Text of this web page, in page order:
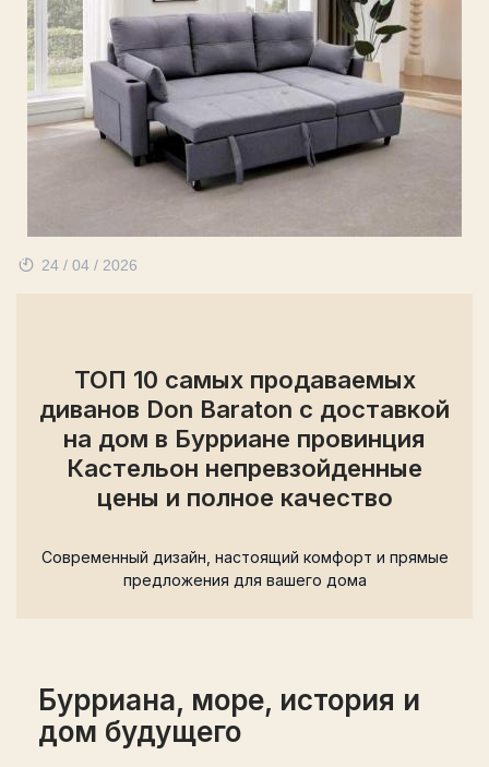
24 / 04 / 2026
ТОП 10 самых продаваемых
диванов Don Baraton с доставкой
на дом в Бурриане провинция
Кастельон непревзойденные
цены и полное качество
Современный дизайн, настоящий комфорт и прямые
предложения для вашего дома
Бурриана, море, история и
дом будущего